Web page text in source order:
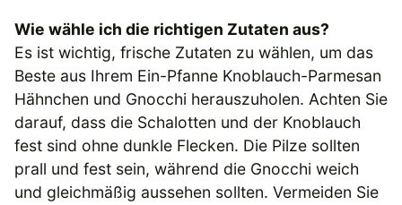
Wie wähle ich die richtigen Zutaten aus?
Es ist wichtig, frische Zutaten zu wählen, um das
Beste aus Ihrem Ein-Pfanne Knoblauch-Parmesan
Hähnchen und Gnocchi herauszuholen. Achten Sie
darauf, dass die Schalotten und der Knoblauch
fest sind ohne dunkle Flecken. Die Pilze sollten
prall und fest sein, während die Gnocchi weich
und gleichmäßig aussehen sollten. Vermeiden Sie